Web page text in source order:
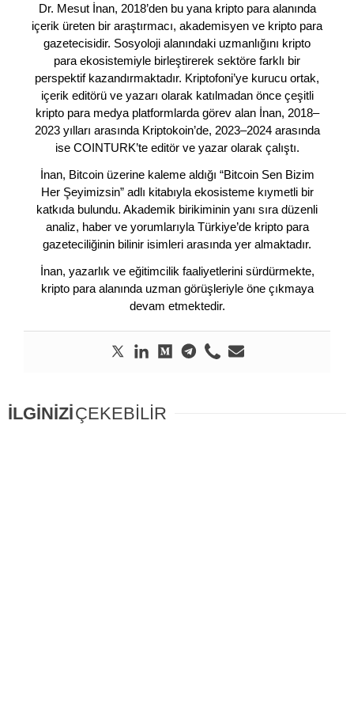
Dr. Mesut İnan, 2018’den bu yana kripto para alanında
içerik üreten bir araştırmacı, akademisyen ve kripto para
gazetecisidir. Sosyoloji alanındaki uzmanlığını kripto
para ekosistemiyle birleştirerek sektöre farklı bir
perspektif kazandırmaktadır. Kriptofoni’ye kurucu ortak,
içerik editörü ve yazarı olarak katılmadan önce çeşitli
kripto para medya platformlarda görev alan İnan, 2018–
2023 yılları arasında Kriptokoin’de, 2023–2024 arasında
ise COINTURK’te editör ve yazar olarak çalıştı.
İnan, Bitcoin üzerine kaleme aldığı “Bitcoin Sen Bizim
Her Şeyimizsin” adlı kitabıyla ekosisteme kıymetli bir
katkıda bulundu. Akademik birikiminin yanı sıra düzenli
analiz, haber ve yorumlarıyla Türkiye’de kripto para
gazeteciliğinin bilinir isimleri arasında yer almaktadır.
İnan, yazarlık ve eğitimcilik faaliyetlerini sürdürmekte,
kripto para alanında uzman görüşleriyle öne çıkmaya
devam etmektedir.
İLGİNİZİÇEKEBİLİR